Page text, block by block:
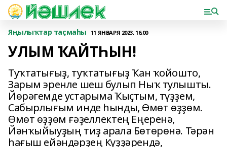
Яңылыҡтар таҫмаһы 11 ЯНВАРЯ 2023, 16:00
УЛЫМ ҠАЙТҺЫН!
Туҡтатығыҙ, туҡтатығыҙ Ҡан ҡойошто,
Зарым эренле шеш булып Ныҡ тулышты.
Йөрәгемде устарыма Ҡыҫтым, түҙҙем,
Сабырлығым инде һынды, Өмөт өҙҙөм.
Өмөт өҙҙөм ғәҙеллектең Еңеренә,
Йәнҡыйыуҙың тиҙ арала Бөтөрөнә. Тәрән
һағыш ейәндәрҙең Күҙҙәрендә,